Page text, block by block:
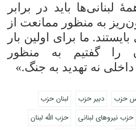
لبنانی‌ها باید در برابر
به منظور ممانعت از
ما برای اولین بار
را گفتیم به منظور
نه تهدید به جنگ.»
حزب دبیر حزب
لبنان حزب
حزب نیروهای لبنانی
حزب الله لبنان